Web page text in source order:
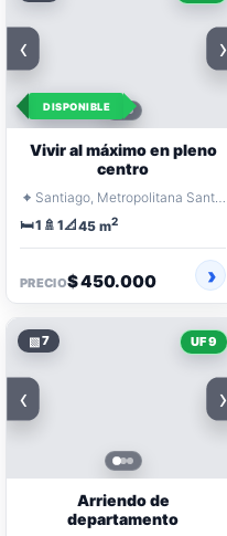
DISPONIBLE
‹ ›
Vivir al máximo en pleno
centro
⌖
Santiago, Metropolitana Santiago
🛏️1 🚿 1📐45 m2
PRECIO$ 450.000
▧7 UF 9
‹ ›
Arriendo de
departamento